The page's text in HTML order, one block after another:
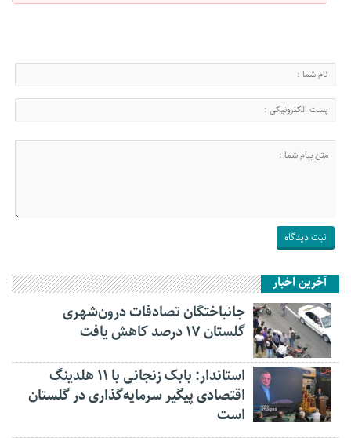
آخرین اخبار
جانباختگان تصادفات درون‌شهری
گلستان ۱۷ درصد کاهش یافت
استاندار: بابک زنجانی با ۱۱ هلدینگ
اقتصادی پیگیر سرمایه‌گذاری در گلستان
است